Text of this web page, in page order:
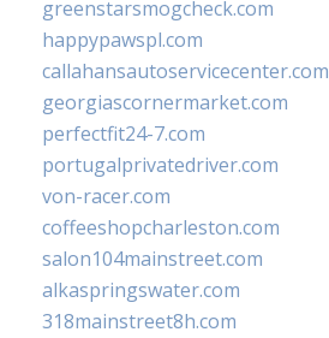
greenstarsmogcheck.com
happypawspl.com
callahansautoservicecenter.com
georgiascornermarket.com
perfectfit24-7.com
portugalprivatedriver.com
von-racer.com
coffeeshopcharleston.com
salon104mainstreet.com
alkaspringswater.com
318mainstreet8h.com